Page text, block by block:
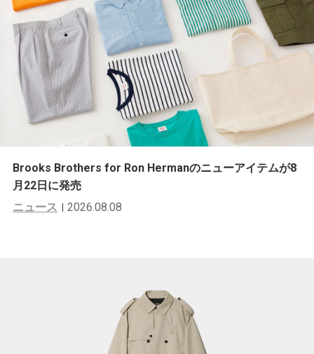
Brooks Brothers for Ron Hermanのニューアイテムが8
月22日に発売
ニュース
2026.08.08